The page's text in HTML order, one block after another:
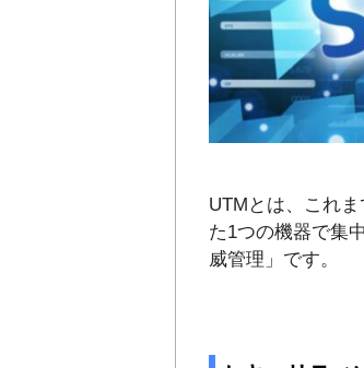
UTMとは、これ
た1つの機器で集
威管理」です。